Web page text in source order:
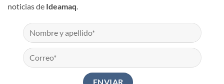
noticias de Ideamaq.